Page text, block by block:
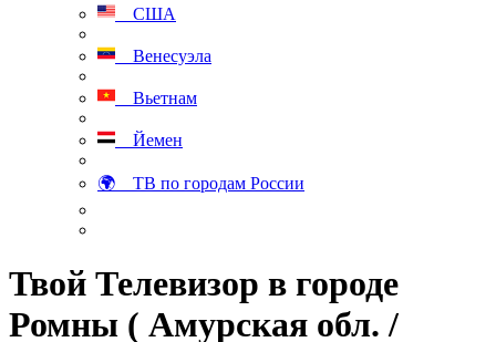
США
Венесуэла
Вьетнам
Йемен
🌍 ТВ по городам России
Твой Телевизор в городе
Ромны ( Амурская обл. /